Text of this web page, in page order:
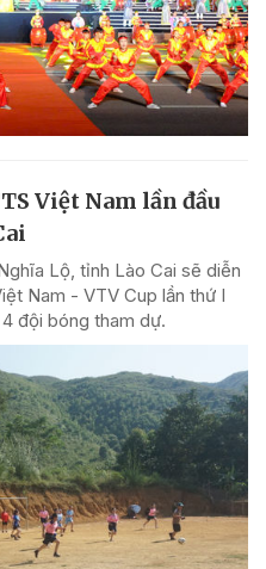
Việt Nam lần đầu
Lộ, tỉnh Lào Cai sẽ diễn
Nam - VTV Cup lần thứ I
đội bóng tham dự.